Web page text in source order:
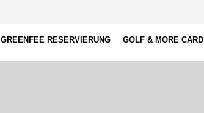
GREENFEE RESERVIERUNG GOLF & MORE CARD